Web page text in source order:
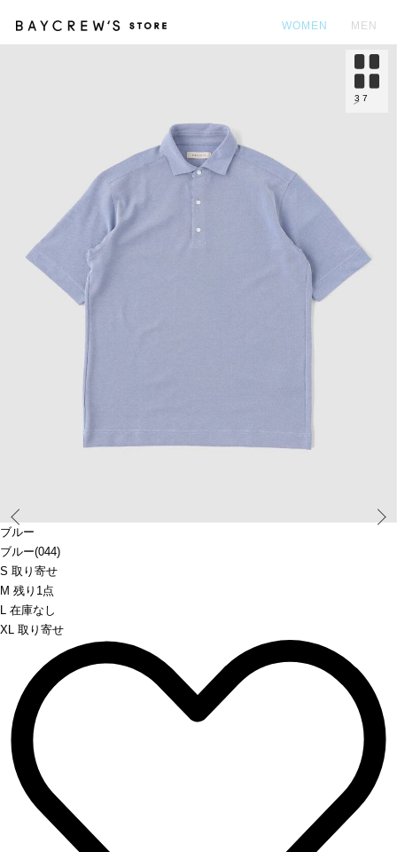
WOMEN MEN
ブルー
ブルー(044)
S 取り寄せ
M 残り1点
L 在庫なし
XL 取り寄せ
3 7